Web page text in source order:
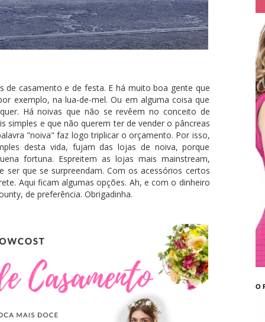
de casamento e de festa. E há muito boa gente que
exemplo, na lua-de-mel. Ou em alguma coisa que
Há noivas que não se revêem no conceito de
simples e que não querem ter de vender o pâncreas
"noiva" faz logo triplicar o orçamento. Por isso,
desta vida, fujam das lojas de noiva, porque
fortuna. Espreitem as lojas mais mainstream,
que se surpreendam. Com os acessórios certos
Aqui ficam algumas opções. Ah, e com o dinheiro
de preferência. Obrigadinha.
O